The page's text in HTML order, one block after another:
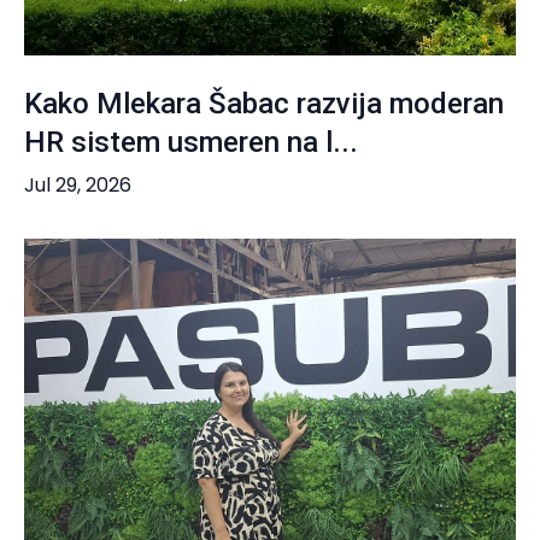
Kako Mlekara Šabac razvija moderan
HR sistem usmeren na l...
Jul 29, 2026